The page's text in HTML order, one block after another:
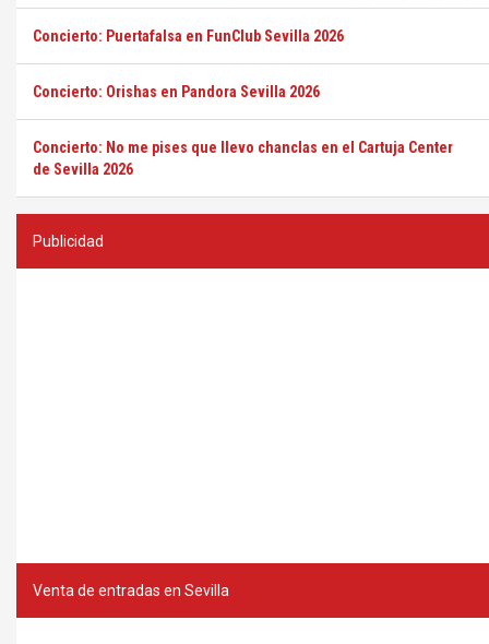
Concierto: Puertafalsa en FunClub Sevilla 2026
Concierto: Orishas en Pandora Sevilla 2026
Concierto: No me pises que llevo chanclas en el Cartuja Center
de Sevilla 2026
Publicidad
Venta de entradas en Sevilla